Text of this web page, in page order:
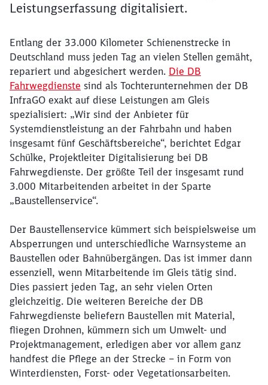
Leistungserfassung digitalisiert.
Entlang der 33.000 Kilometer Schienenstrecke in
Deutschland muss jeden Tag an vielen Stellen gemäht,
repariert und abgesichert werden. Die DB
Fahrwegdienste sind als Tochterunternehmen der DB
InfraGO exakt auf diese Leistungen am Gleis
spezialisiert: „Wir sind der Anbieter für
Systemdienstleistung an der Fahrbahn und haben
insgesamt fünf Geschäftsbereiche“, berichtet Edgar
Schülke, Projektleiter Digitalisierung bei DB
Fahrwegdienste. Der größte Teil der insgesamt rund
3.000 Mitarbeitenden arbeitet in der Sparte
„Baustellenservice“.
Der Baustellenservice kümmert sich beispielsweise um
Absperrungen und unterschiedliche Warnsysteme an
Baustellen oder Bahnübergängen. Das ist immer dann
essenziell, wenn Mitarbeitende im Gleis tätig sind.
Dies passiert jeden Tag, an sehr vielen Orten
gleichzeitig. Die weiteren Bereiche der DB
Fahrwegdienste beliefern Baustellen mit Material,
fliegen Drohnen, kümmern sich um Umwelt- und
Projektmanagement, erledigen aber vor allem ganz
handfest die Pflege an der Strecke – in Form von
Winterdiensten, Forst- oder Vegetationsarbeiten.